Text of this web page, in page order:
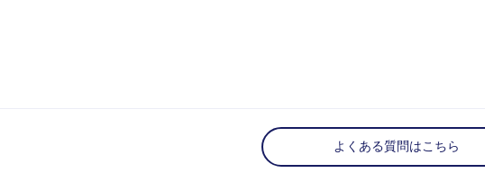
よくある質問はこちら